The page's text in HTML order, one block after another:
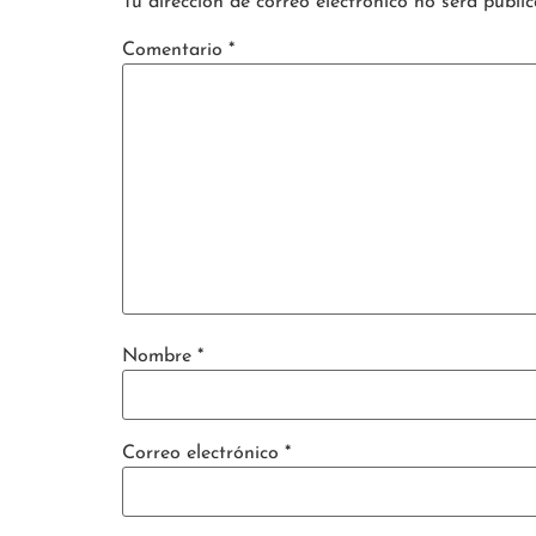
Comentario *
Nombre *
Correo electrónico *